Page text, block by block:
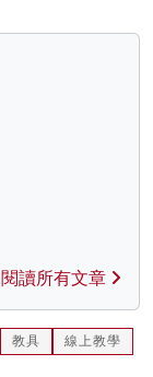
閱讀所有文章
教具
線上教學